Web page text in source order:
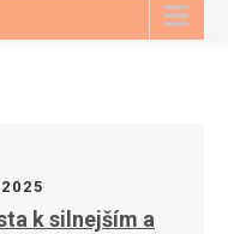
k silnejším a